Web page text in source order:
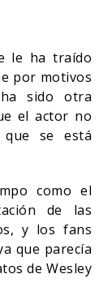
le ha traído
por motivos
sido otra
el actor no
se está
como el
de las
y los fans
que parecía
de Wesley